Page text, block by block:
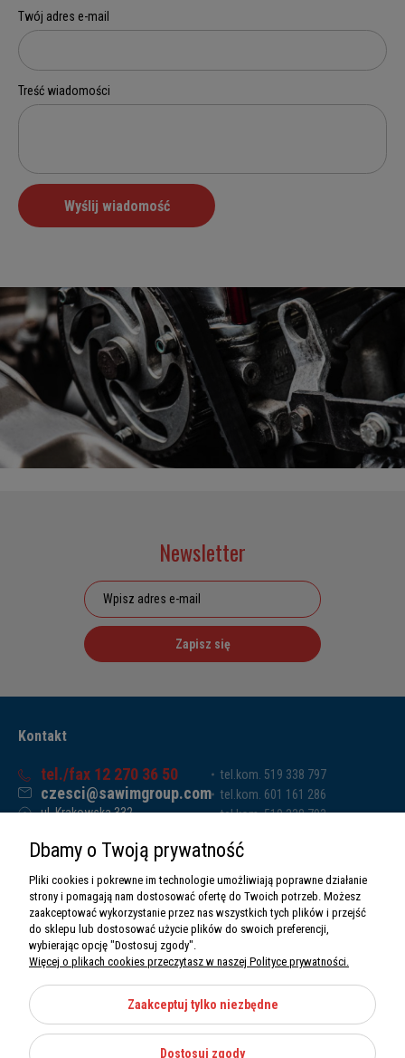
Newsletter
Zapisz się
Kontakt
tel./fax 12 270 36 50
czesci@sawimgroup.com
ul. Krakowska 332,
Sawim Group Mariusz Zdyb sp. k.
NIP: 5130284470
REGON: 5246591010
tel.kom. 519 338 797
tel.kom. 601 161 286
tel.kom. 519 338 793
O nas
Informacje
Moje konto
Dbamy o Twoją prywatność
Pliki cookies i pokrewne im technologie umożliwiają poprawne działanie
strony i pomagają nam dostosować ofertę do Twoich potrzeb. Możesz
zaakceptować wykorzystanie przez nas wszystkich tych plików i przejść
do sklepu lub dostosować użycie plików do swoich preferencji,
wybierając opcję "Dostosuj zgody".
Więcej o plikach cookies przeczytasz w naszej Polityce prywatności.
Zaakceptuj tylko niezbędne
Dostosuj zgody